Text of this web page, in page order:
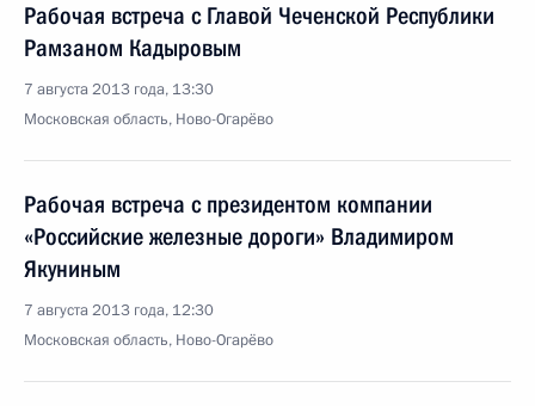
Рабочая встреча с Главой Чеченской Республики
Рамзаном Кадыровым
7 августа 2013 года, 13:30
Московская область, Ново-Огарёво
Рабочая встреча с президентом компании
«Российские железные дороги» Владимиром
Якуниным
7 августа 2013 года, 12:30
Московская область, Ново-Огарёво